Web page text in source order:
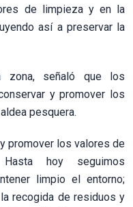
de limpieza y en la
así a preservar la
zona, señaló que los
y promover los
pesquera.
promover los valores de
hoy seguimos
limpio el entorno;
recogida de residuos y